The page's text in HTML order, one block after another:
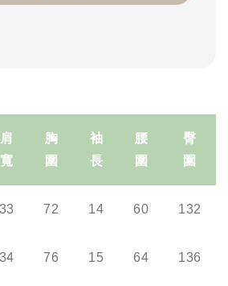
肩
寬
胸
圍
袖
長
腰
圍
臀
圍
33 72 14 60 132
34 76 15 64 136